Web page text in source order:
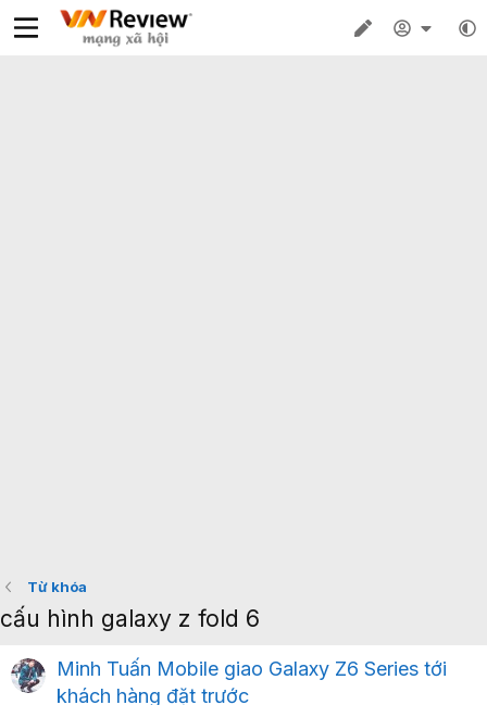
Từ khóa
cấu hình galaxy z fold 6
Minh Tuấn Mobile giao Galaxy Z6 Series tới
khách hàng đặt trước